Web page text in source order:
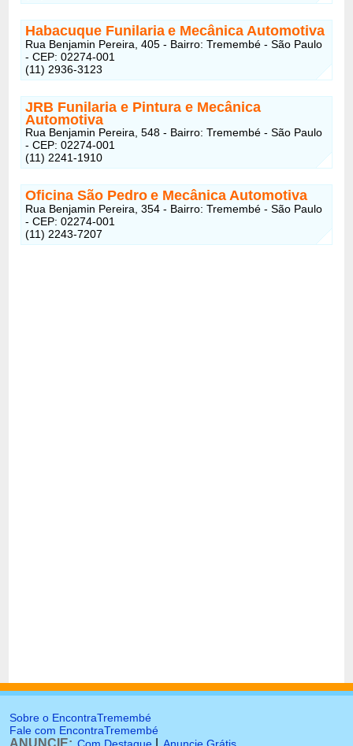
Habacuque Funilaria e Mecânica Automotiva
Rua Benjamin Pereira, 405 - Bairro: Tremembé - São Paulo
- CEP: 02274-001
(11) 2936-3123
JRB Funilaria e Pinturae Mecânica
Automotiva
Rua Benjamin Pereira, 548 - Bairro: Tremembé - São Paulo
- CEP: 02274-001
(11) 2241-1910
Oficina São Pedro e Mecânica Automotiva
Rua Benjamin Pereira, 354 - Bairro: Tremembé - São Paulo
- CEP: 02274-001
(11) 2243-7207
Sobre o EncontraTremembé
Fale com EncontraTremembé
ANUNCIE: